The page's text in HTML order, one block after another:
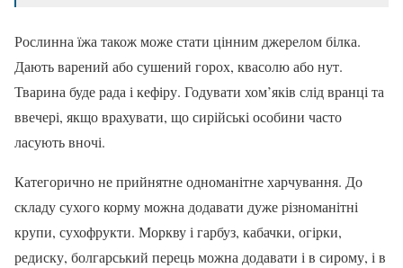
Рослинна їжа також може стати цінним джерелом білка.
Дають варений або сушений горох, квасолю або нут.
Тварина буде рада і кефіру. Годувати хом’яків слід вранці та
ввечері, якщо врахувати, що сирійські особини часто
ласують вночі.
Категорично не прийнятне одноманітне харчування. До
складу сухого корму можна додавати дуже різноманітні
крупи, сухофрукти. Моркву і гарбуз, кабачки, огірки,
редиску, болгарський перець можна додавати і в сирому, і в